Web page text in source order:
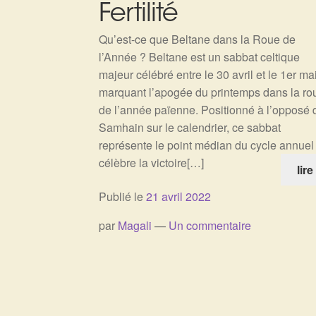
Fertilité
Qu’est-ce que Beltane dans la Roue de
l’Année ? Beltane est un sabbat celtique
majeur célébré entre le 30 avril et le 1er
marquant l’apogée du printemps dans la
de l’année païenne. Positionné à l’opposé
Samhain sur le calendrier, ce sabbat
représente le point médian du cycle
célèbre la victoire[…]
lire
Publié le21 avril 2022
par Magali — Un commentaire